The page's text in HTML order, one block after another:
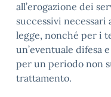
all’erogazione dei
successivi necessari
legge, nonché per i
un’eventuale difesa
per un periodo non
trattamento.